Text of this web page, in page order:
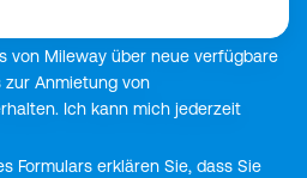
von Mileway über neue verfügbare
zur Anmietung von
Ich kann mich jederzeit
Formulars erklären Sie, dass Sie